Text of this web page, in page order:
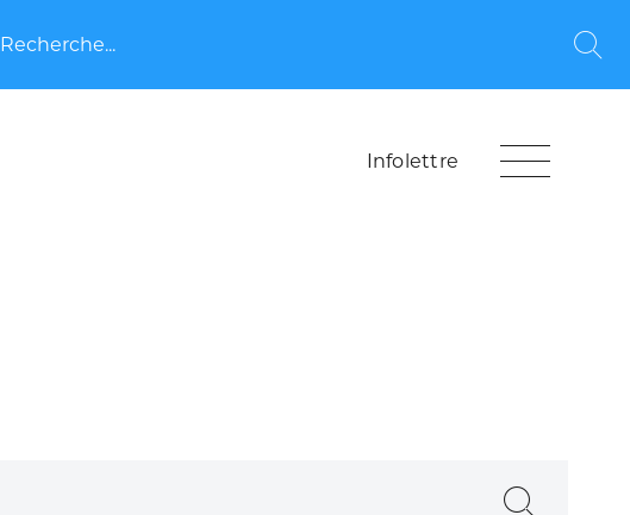
Recherche...
Infolettre